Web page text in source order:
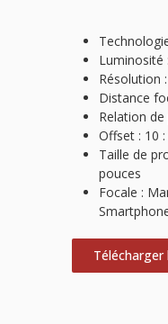
Luminosité
Résolution
Distance
Relation
Offset : 10 :
Taille de
pouces
Focale :
Télécharger